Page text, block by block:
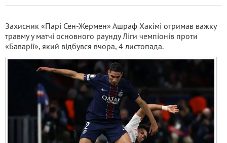
Захисник «Парі Сен-Жермен» Ашраф Хакімі отримав важку
травму у матчі основного раунду Ліги чемпіонів проти
«Баварії», який відбувся вчора, 4 листопада.